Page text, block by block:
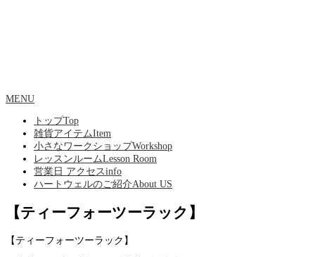
MENU
トップTop
雑貨アイテムItem
小さなワークショップWorkshop
レッスンルームLesson Room
営業日 アクセスinfo
ハートウェルのご紹介About US
【ティーフォーツーラック】
【ティーフォーツーラック】